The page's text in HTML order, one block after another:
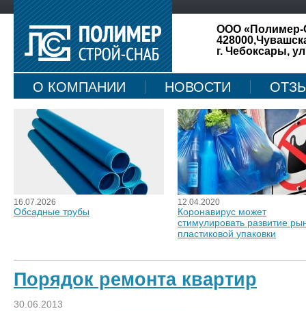
ООО «Полимер-
г. Чебоксары,
О КОМПАНИИ НОВОСТИ
КАРТА САЙТА
16.07.2026
Обсадные трубы
12.04.2020
Коронавирус может
стимулировать развитие
пластиковой упаковки
Порядок ремонта квартир
30.06.2013